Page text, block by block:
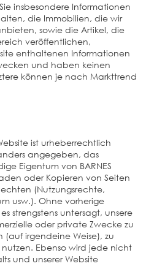
insbesondere Informationen
die Immobilien, die wir
sowie die Artikel, die
veröffentlichen,
enthaltenen Informationen
und haben keinen
können je nach Markttrend
ist urheberrechtlich
angegeben, das
Eigentum von BARNES
oder Kopieren von Seiten
(Nutzungsrechte,
usw.). Ohne vorherige
strengstens untersagt, unsere
oder private Zwecke zu
irgendeine Weise), zu
Ebenso wird jede nicht
und unserer Website